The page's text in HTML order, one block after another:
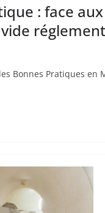
: face
Bonnes Pratiques